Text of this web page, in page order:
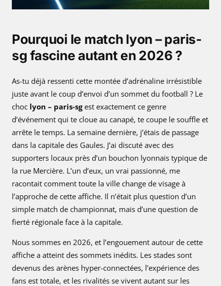
Pourquoi le match lyon – paris-
sg fascine autant en 2026 ?
As-tu déjà ressenti cette montée d’adrénaline irrésistible
juste avant le coup d’envoi d’un sommet du football ? Le
choc lyon – paris-sgest exactement ce genre
d’événement qui te cloue au canapé, te coupe le souffle et
arrête le temps. La semaine dernière, j’étais de passage
dans la capitale des Gaules. J’ai discuté avec des
supporters locaux près d’un bouchon lyonnais typique de
la rue Mercière. L’un d’eux, un vrai passionné, me
racontait comment toute la ville change de visage à
l’approche de cette affiche. Il n’était plus question d’un
simple match de championnat, mais d’une question de
fierté régionale face à la capitale.
Nous sommes en 2026, et l’engouement autour de cette
affiche a atteint des sommets inédits. Les stades sont
devenus des arènes hyper-connectées, l’expérience des
fans est totale, et les rivalités se vivent autant sur les